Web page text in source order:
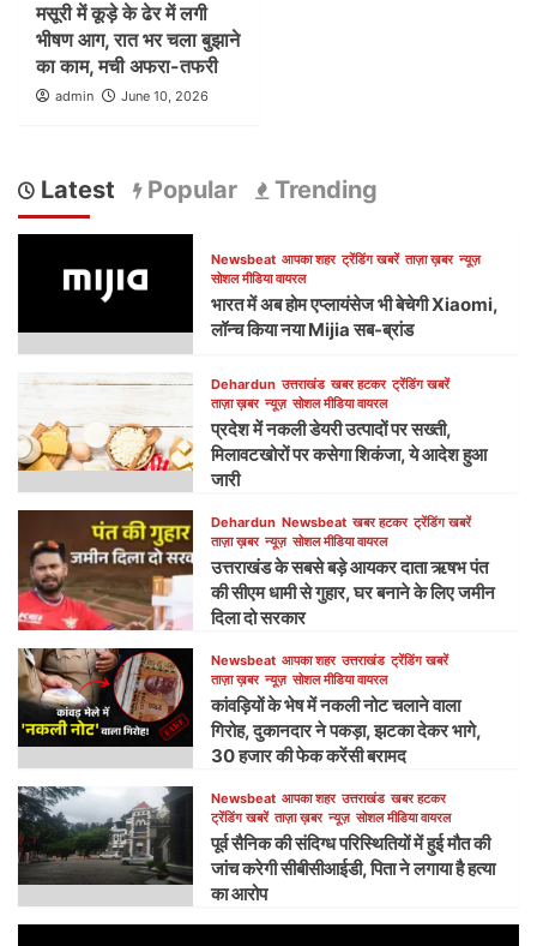
मसूरी में कूड़े के ढेर में लगी
भीषण आग, रात भर चला बुझाने
का काम, मची अफरा-तफरी
admin June 10, 2026
Latest Popular Trending
Newsbeat आपका शहर ट्रेंडिंग खबरें ताज़ा ख़बर न्यूज़
सोशल मीडिया वायरल
भारत में अब होम एप्लायंसेज भी बेचेगी Xiaomi,
लॉन्च किया नया Mijia सब-ब्रांड
Dehardun उत्तराखंड खबर हटकर ट्रेंडिंग खबरें
ताज़ा ख़बर न्यूज़ सोशल मीडिया वायरल
प्रदेश में नकली डेयरी उत्पादों पर सख्ती,
मिलावटखोरों पर कसेगा शिकंजा, ये आदेश हुआ
जारी
Dehardun Newsbeat खबर हटकर ट्रेंडिंग खबरें
ताज़ा ख़बर न्यूज़ सोशल मीडिया वायरल
उत्तराखंड के सबसे बड़े आयकर दाता ऋषभ पंत
की सीएम धामी से गुहार, घर बनाने के लिए जमीन
दिला दो सरकार
Newsbeat आपका शहर उत्तराखंड ट्रेंडिंग खबरें
ताज़ा ख़बर न्यूज़ सोशल मीडिया वायरल
कांवड़ियों के भेष में नकली नोट चलाने वाला
गिरोह, दुकानदार ने पकड़ा, झटका देकर भागे,
30 हजार की फेक करेंसी बरामद
Newsbeat आपका शहर उत्तराखंड खबर हटकर
ट्रेंडिंग खबरें ताज़ा ख़बर न्यूज़ सोशल मीडिया वायरल
पूर्व सैनिक की संदिग्ध परिस्थितियों में हुई मौत की
जांच करेगी सीबीसीआईडी, पिता ने लगाया है हत्या
का आरोप